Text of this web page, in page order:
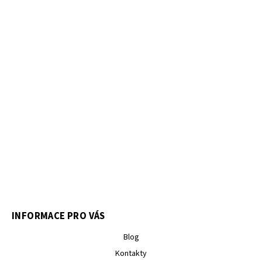
INFORMACE PRO VÁS
Blog
Kontakty